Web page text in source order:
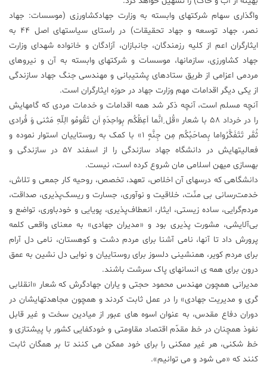
واگذاری سهام شرکتهای وابسته به وزارت جهادکشاورزی (موسسات: جهاد
نصر، جهاد توسعه و جهاد تحقیقات) در راستای سیاستهای اصل ۴۴ به
ایثارگران اعم از کلیه رزمندگان، جانبازان، آزادگان و خانواده شهدای وزارت
جهاد کشاورزی، سازمانها، موسسات و شرکتهای وابسته به آن و نیروهای
مردمی اعزامی از طریق ستادهای پشتیبانی و مهندسی جنگ جهاد سازندگی
از یکی دیگر اقدامات مهم وزارت جهاد در حوزه ایثارگران است.
آنچه مسلم است، آنچه ذکر شد همه اقدامات و خدمات مردی که گامهایش
را در خرداد ۵۸ با شعار «قُل ِانَّما اَعِظُکُم بِواحِدَهٍ اَن تَقُومُو الِلّهِ مَثنی وَ فُرادی
ثُمَّر تَتَفَکَّرُواما بِصاحَبُکُم مِن جِنَّهٍ ۱» با کمک به روستاییان استوار نموده و
فعالیتهایش در دانشگاه جهاد سازندگی را از اسفند ۵۷ در سازندگی و
بهسازی میهن اسلامی مان شروع کرده است، نیست.
دانشگاهی که درسهای آن اخلاص، تعهد، تخصص، روحیه کار جمعی و تلاش،
خدمت‌رسانی بی منّت، خلاقیت و نوآوری، جسارت و ریسک‌پذیری، صداقت،
مردم‌گرایی، ساده زیستی، ایثار، انعطاف‌پذیری، پویایی و خودباوری، تواضع و
بی‌آلایشی، مشورت پذیری بود و «مدیران جهادی» به معنای واقعی کلمه
پرورش داد تا آنها، نامی آشنا برای مردم دشت و کوهستان، نامی دل آرام
برای مردم کویر، همنشینی دلسوز برای روستاییان و نوایی دل نشین به عمق
درون برای همه ی انسانهای پاک سرشت باشند.
مدیرانی همچون مهندس محمود حجتی و یاران جهادگرش که شعار «انقلابی
گری و مدیریت جهادی» را در عمل ثابت کردند و همچون مجاهدتهایشان در
دوران دفاع مقدس، به عنوان اسوه های عبور از میادین سخت و غیر قابل
نفوذ همچنان در خط مقدّم اقتصاد مقاومتی و خودکفایی کشور با پیشتازی و
خط شکنی، هر غیر ممکنی را برای خود ممکن می کنند تا بر همگان ثابت
کنند که «می شود و می توانیم».